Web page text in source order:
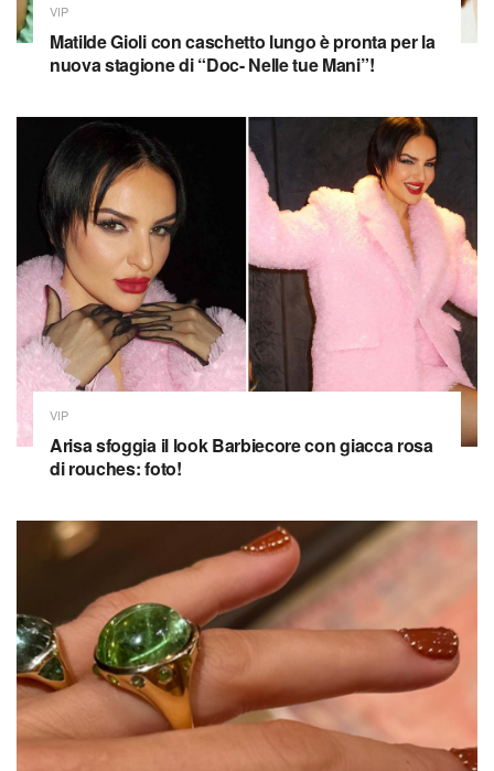
VIP
Matilde Gioli con caschetto lungo è pronta per la
nuova stagione di “Doc- Nelle tue Mani”!
VIP
Arisa sfoggia il look Barbiecore con giacca rosa
di rouches: foto!